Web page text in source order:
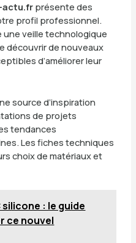
actu.frprésente des
profil professionnel.
une veille technologique
découvrir de nouveaux
d’améliorer leur
source d’inspiration
de projets
tendances
Les fiches techniques
choix de matériaux et
silicone : le guide
ce nouvel